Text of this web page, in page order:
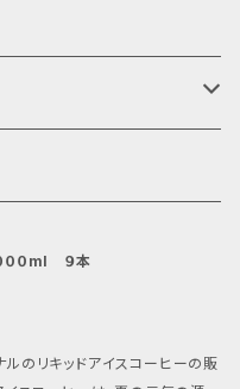
００ml ９本
のリキッドアイスコーヒーの販